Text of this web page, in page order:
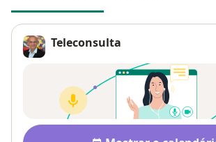
Teleconsulta
Disponibilidade